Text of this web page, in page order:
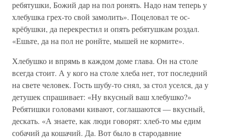
ребятушки, Божий дар на пол ронять. Надо нам теперь у
хлебушка грех-то свой замолить». Поцеловал те ос-
крёбушки, да перекрестил и опять ребятушкам роздал.
«Ешьте, да на пол не ронйте, мышей не кормите».
Хлебушко и впрямь в каждом доме глава. Он на столе
всегда стоит. А у кого на столе хлеба нет, тот последний
на свете человек. Гость шубу-то снял, за стол уселся, да у
детушек спрашивает: «Ну вкусный ваш хлебушко?»
Ребятишки головами кивают, соглашаются — вкусный,
дескать. «А знаете, как люди говорят: хлеб-то мы едим
собачий да кошачий. Да. Вот было в стародавние